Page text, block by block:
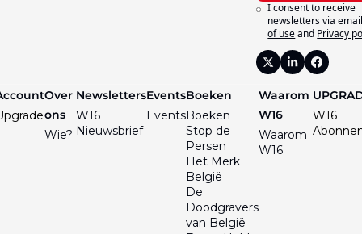
I consent to receive
newsletters via
of useand Privacy
Over
ons
Wie?
Newsletters
W16
Nieuwsbrief
Events
Events
Boeken
Boeken
Stop de
Persen
Het Merk
België
De
Doodgravers
van België
Waarom
W16
Waarom
W16
W16